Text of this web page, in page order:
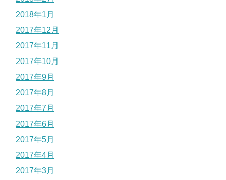
2018年1月
2017年12月
2017年11月
2017年10月
2017年9月
2017年8月
2017年7月
2017年6月
2017年5月
2017年4月
2017年3月